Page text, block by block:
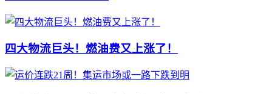
四大物流巨头！燃油费又上涨了！